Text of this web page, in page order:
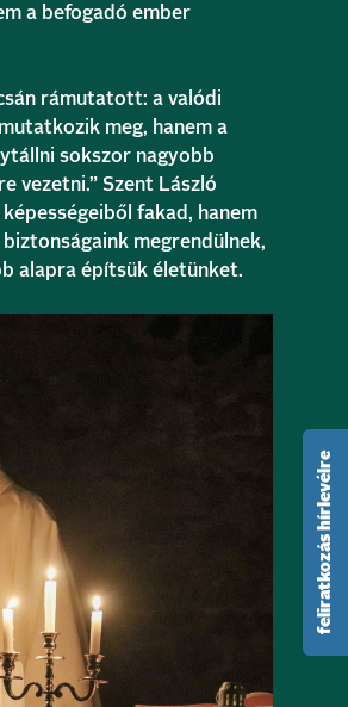
a befogadó ember
rámutatott: a valódi
meg, hanem a
sokszor nagyobb
vezetni.” Szent László
fakad, hanem
megrendülnek,
alapra építsük életünket.
feliratkozás hírlevélre